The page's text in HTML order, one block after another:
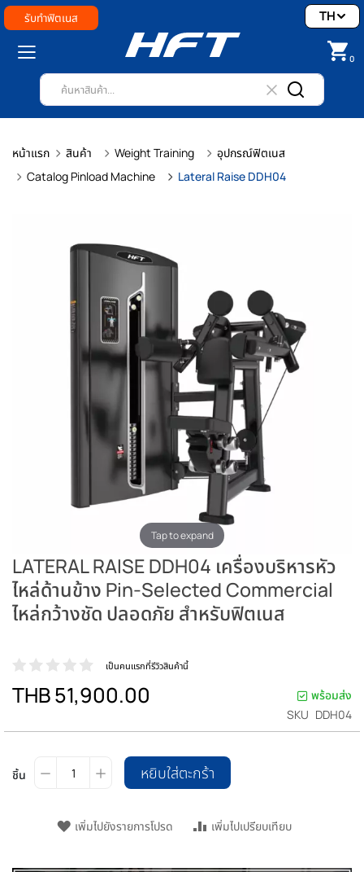
รับทำฟิตเนส
0
TH
หน้าแรก สินค้า Weight Training
อุปกรณ์ฟิตเนส
Catalog Pinload Machine
Lateral Raise DDH04
Tap to expand
LATERAL RAISE DDH04 เครื่องบริหารหัว
ไหล่ด้านข้าง Pin-Selected Commercial
ไหล่กว้างชัด ปลอดภัย สำหรับฟิตเนส
เป็นคนแรกที่รีวิวสินค้านี้
THB 51,900.00
พร้อมส่ง
SKU DDH04
ชิ้น หยิบใส่ตะกร้า
เพิ่มไปยังรายการโปรด เพิ่มไปเปรียบเทียบ